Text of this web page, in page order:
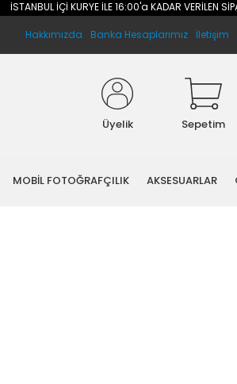
İSTANBUL İÇİ KURYE İLE 16:00'a KADAR VERİLEN
Hakkımızda Banka Hesaplarımız İletişim
Üyelik Sepetim
MOBİL FOTOĞRAFÇILIK AKSESUARLAR